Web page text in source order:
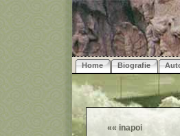
Home Biografie
«« inapoi